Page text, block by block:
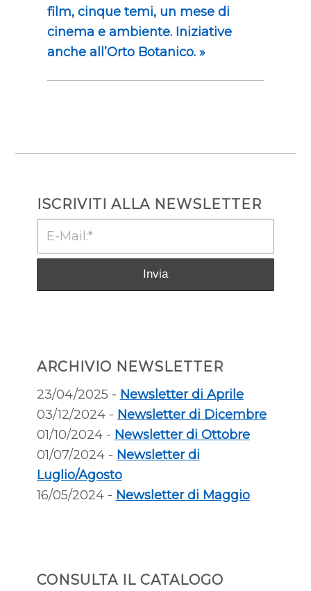
film, cinque temi, un mese di
cinema e ambiente. Iniziative
anche all’Orto Botanico. »
ISCRIVITI ALLA NEWSLETTER
ARCHIVIO NEWSLETTER
23/04/2025 - Newsletter di Aprile
03/12/2024 - Newsletter di Dicembre
01/10/2024 - Newsletter di Ottobre
01/07/2024 - Newsletter di
Luglio/Agosto
16/05/2024 - Newsletter di Maggio
CONSULTA IL CATALOGO